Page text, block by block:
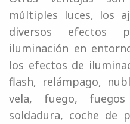
múltiples luces, los
diversos efectos
iluminación en
los efectos de
flash, relámpago,
vela, fuego, fuegos
soldadura, coche de